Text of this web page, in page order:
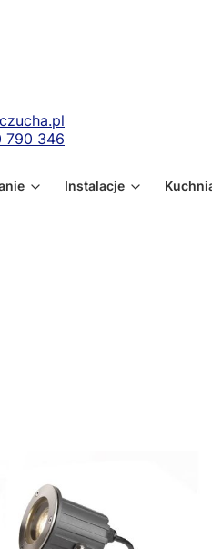
790 346
Instalacje